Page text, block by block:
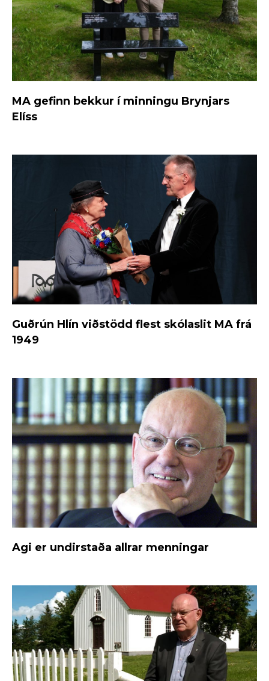
MA gefinn bekkur í minningu Brynjars
Elíss
Guðrún Hlín viðstödd flest skólaslit MA frá
1949
Agi er undirstaða allrar menningar